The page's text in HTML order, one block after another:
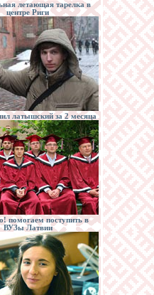
летающая тарелка в
центре Риги
латышский за 2 месяца
помогаем поступить в
ВУЗы Латвии